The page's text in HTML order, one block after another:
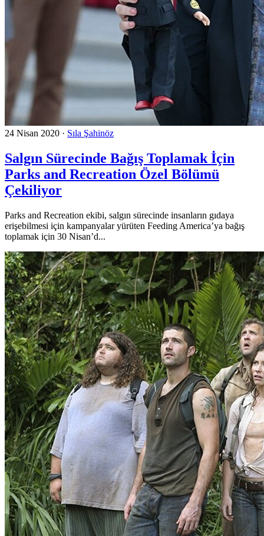
24 Nisan 2020 · Sıla Şahinöz
Salgın Sürecinde Bağış Toplamak İçin
Parks and Recreation Özel Bölümü
Çekiliyor
Parks and Recreation ekibi, salgın sürecinde insanların gıdaya
erişebilmesi için kampanyalar yürüten Feeding America’ya bağış
toplamak için 30 Nisan’d...